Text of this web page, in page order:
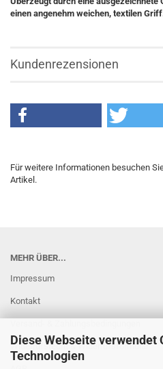
Diese Webseite verwendet
Technologien
einen angenehm weichen, textilen
Kundenrezensionen
Für weitere Informationen besuchen
Artikel.
MEHR ÜBER...
Impressum
Kontakt
Widerrufsrecht & Widerrufsformular